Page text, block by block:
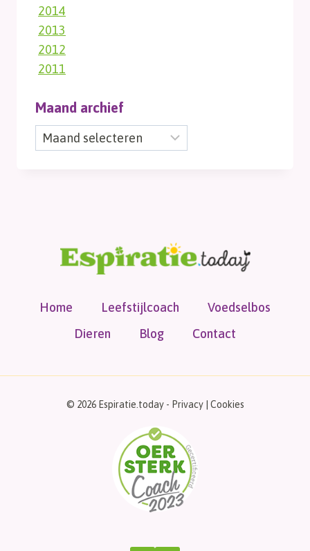
2014
2013
2012
2011
Maand archief
Maand
archief
Home Leefstijlcoach
Voedselbos
Dieren
Blog Contact
© 2026 Espiratie.today - Privacy| Cookies